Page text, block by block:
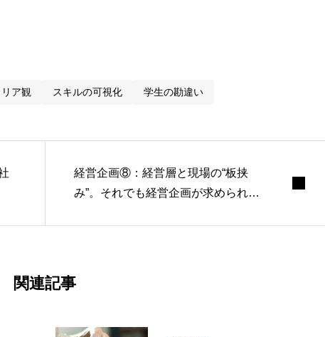
ア観 スキルの可視化 学生の勘違い
経営企画⑧：経営層と現場の“板挟
み”。それでも経営企画が求められる
関連記事